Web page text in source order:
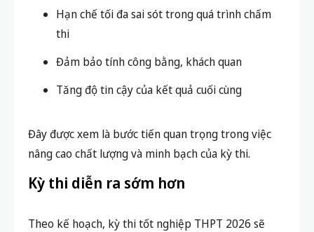
Hạn chế tối đa sai sót trong quá trình chấm
thi
Đảm bảo tính công bằng, khách quan
Tăng độ tin cậy của kết quả cuối cùng
Đây được xem là bước tiến quan trọng trong việc
nâng cao chất lượng và minh bạch của kỳ thi.
Kỳ thi diễn ra sớm hơn
Theo kế hoạch, kỳ thi tốt nghiệp THPT 2026 sẽ